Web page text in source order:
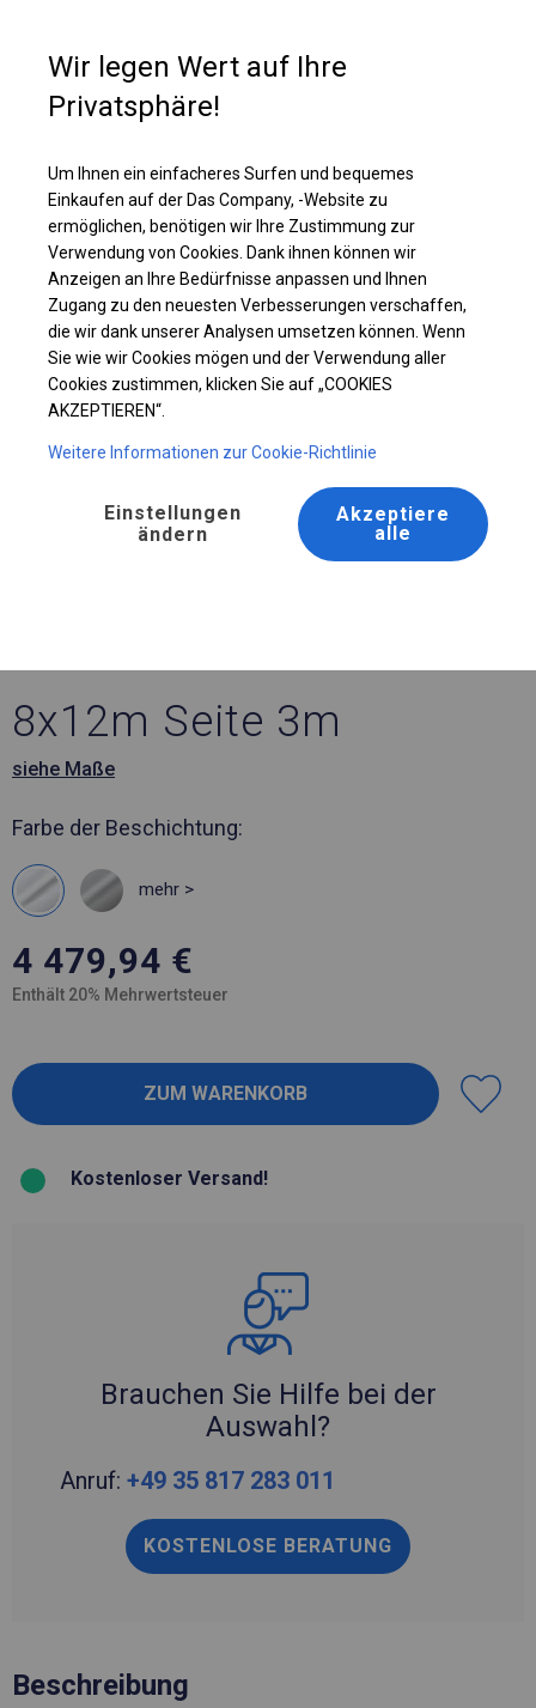
Ganzjähriges Verkaufszelt | 8x12 m
8x12m Seite 3m
siehe Maße
Farbe der Beschichtung:
mehr >
4 479,94 €
Enthält 20% Mehrwertsteuer
Kostenloser Versand!
Brauchen Sie Hilfe bei der
Auswahl?
Anruf: +49 35 817 283 011
KOSTENLOSE BERATUNG
Beschreibung
Wir legen Wert auf Ihre
Privatsphäre!
Um Ihnen ein einfacheres Surfen und bequemes
Einkaufen auf der Das Company, -Website zu
ermöglichen, benötigen wir Ihre Zustimmung zur
Verwendung von Cookies. Dank ihnen können wir
Anzeigen an Ihre Bedürfnisse anpassen und Ihnen
Zugang zu den neuesten Verbesserungen verschaffen,
die wir dank unserer Analysen umsetzen können. Wenn
Sie wie wir Cookies mögen und der Verwendung aller
Cookies zustimmen, klicken Sie auf „COOKIES
AKZEPTIEREN“.
Weitere Informationen zur Cookie-Richtlinie
Einstellungen
ändern
Akzeptiere
alle